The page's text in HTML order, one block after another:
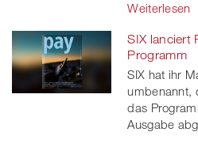
Weiterlesen
SIX lanciert
Programm
SIX hat ihr
umbenannt,
das
Ausgabe